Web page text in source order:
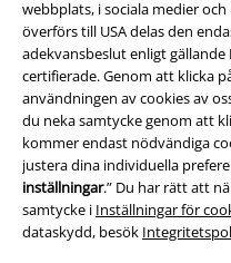
webbplats, i sociala medier
överförs till USA delas den
adekvansbeslut enligt
certifierade. Genom att klicka
användningen av cookies av
du neka samtycke genom att
kommer endast nödvändiga
justera dina individuella
inställningar.” Du har rätt att
samtycke i Inställningar för
dataskydd, besök